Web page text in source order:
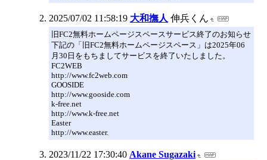
2025/07/02 11:58:19 大和撫人 伸兵くん
旧FC2無料ホームページスペースサービス終了のお知らせ
下記の「旧FC2無料ホームページスペース」は2025年06
月30日をもちましてサービスを終了いたしました。
FC2WEB
http://www.fc2web.com
GOOSIDE
http://www.gooside.com
k-free.net
http://www.k-free.net
Easter
http://www.easter.
2023/11/22 17:30:40 Akane Sugazaki